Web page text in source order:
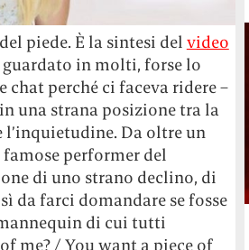
piede. È la sintesi del video
guardato in molti, forse lo
perché ci faceva ridere –
una strana posizione tra la
Da oltre un
performer del
di uno strano declino, di
da farci domandare se fosse
di cui tutti
me? / You want a piece of